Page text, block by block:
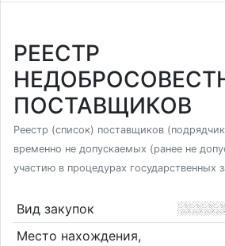
РЕЕСТР
ПОСТАВЩИКОВ
Реестр (список) поставщиков
временно не допускаемых (ранее не
участию в процедурах государственных
Вид закупок
Место нахождения,